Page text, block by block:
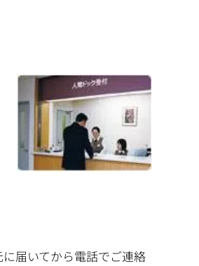
届いてから電話でご連絡